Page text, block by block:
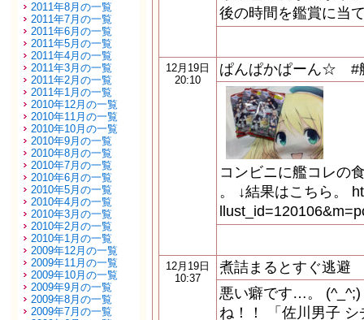
2011年8月の一覧
2011年7月の一覧
2011年6月の一覧
2011年5月の一覧
2011年4月の一覧
2011年3月の一覧
2011年2月の一覧
2011年1月の一覧
2010年12月の一覧
2010年11月の一覧
2010年10月の一覧
2010年9月の一覧
2010年8月の一覧
2010年7月の一覧
2010年6月の一覧
2010年5月の一覧
2010年4月の一覧
2010年3月の一覧
2010年2月の一覧
2010年1月の一覧
2009年12月の一覧
2009年11月の一覧
2009年10月の一覧
2009年9月の一覧
2009年8月の一覧
2009年7月の一覧
後の時間を鑑賞に当
12月19日
20:10
ぱんぱかぱーん☆ #
コンビニに艦コレの
。 ↓結果はこちら。
12月19日
10:37
煮詰まるとすぐ逃避
悪い癖です…。 (^_^;)
ね！！ 「佐川男子